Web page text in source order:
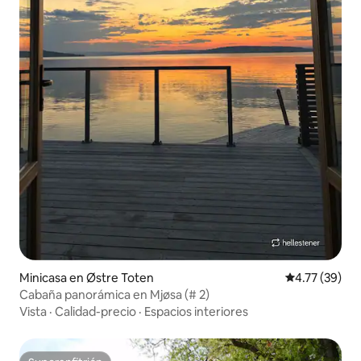
Minicasa en Østre Toten Calificación
4.77 (39)
Cabaña panorámica en Mjøsa (# 2)
Vista · Calidad-precio · Espacios interiores